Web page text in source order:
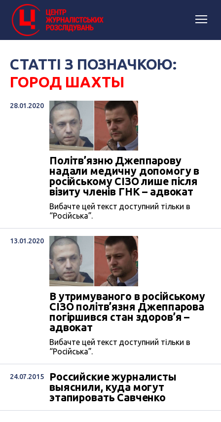
СТАТТІ З ПОЗНАЧКОЮ:
ГОРОД ШАХТЫ
28.01.2020
Політв’язню Джеппарову
надали медичну допомогу в
російському СІЗО лише після
візиту членів ГНК – адвокат
Вибачте цей текст доступний тільки в
“Російська”.
13.01.2020
В утримуваного в російському
СІЗО політв’язня Джеппарова
погіршився стан здоров’я –
адвокат
Вибачте цей текст доступний тільки в
“Російська”.
24.07.2015
Российские журналисты
выяснили, куда могут
этапировать Савченко